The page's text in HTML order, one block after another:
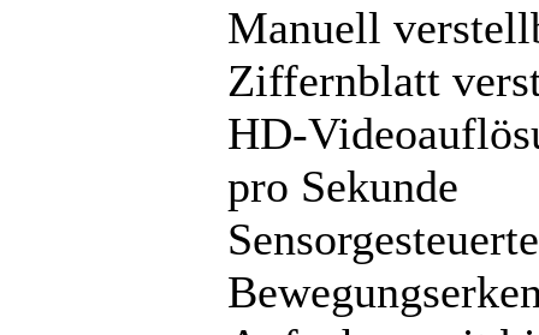
Manuell
Ziffernblatt
HD-
pro Sekunde